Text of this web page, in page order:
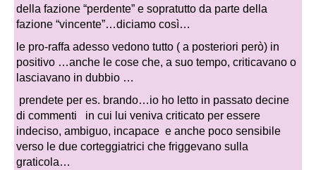
della fazione “perdente” e sopratutto da parte della
fazione “vincente”…diciamo così…
le pro-raffa adesso vedono tutto ( a posteriori però) in
positivo …anche le cose che, a suo tempo, criticavano o
lasciavano in dubbio …
prendete per es. brando…io ho letto in passato decine
di commenti in cui lui veniva criticato per essere
indeciso, ambiguo, incapace e anche poco sensibile
verso le due corteggiatrici che friggevano sulla
graticola…